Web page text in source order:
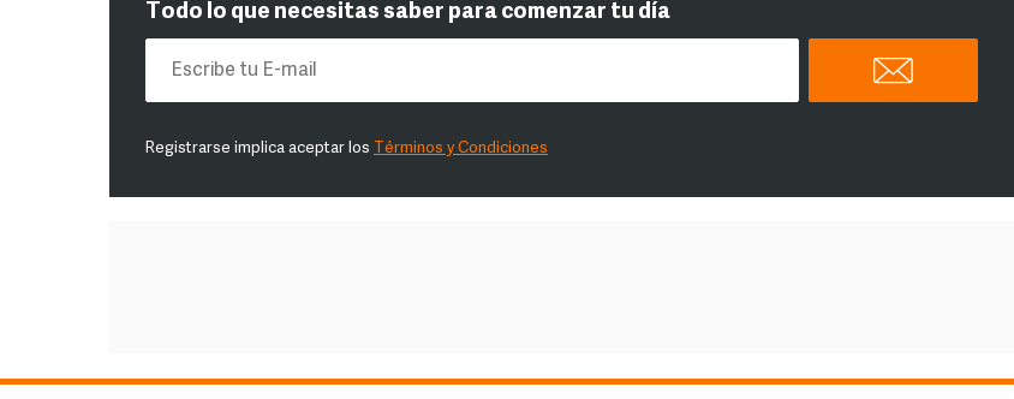
Todo lo que necesitas saber para comenzar tu día
Registrarse implica aceptar los Términos y Condiciones